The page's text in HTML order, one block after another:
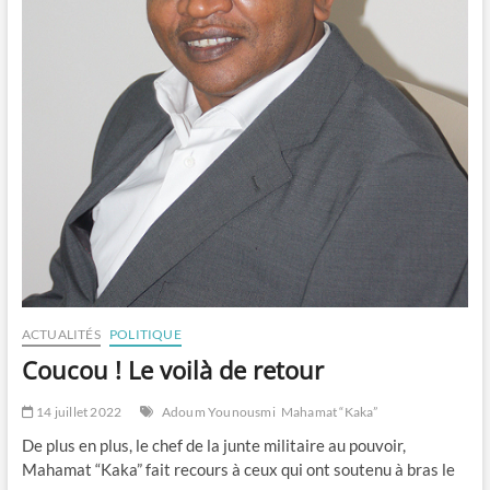
ACTUALITÉS POLITIQUE
Coucou ! Le voilà de retour
14 juillet 2022 Adoum Younousmi Mahamat “Kaka”
De plus en plus, le chef de la junte militaire au pouvoir,
Mahamat “Kaka” fait recours à ceux qui ont soutenu à bras le